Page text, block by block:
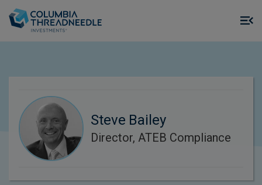
Steve Bailey
Director, ATEB Compliance